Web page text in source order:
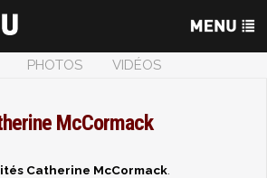
PHOTOS
VIDÉOS
McCormack
Catherine McCormack.